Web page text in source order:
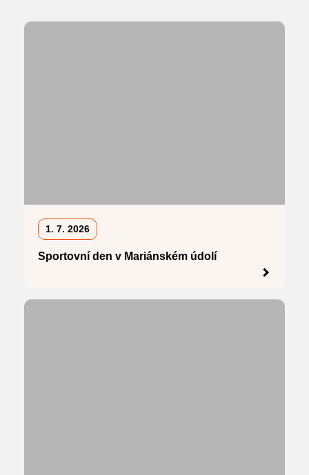
1. 7. 2026
Sportovní den v Mariánském údolí